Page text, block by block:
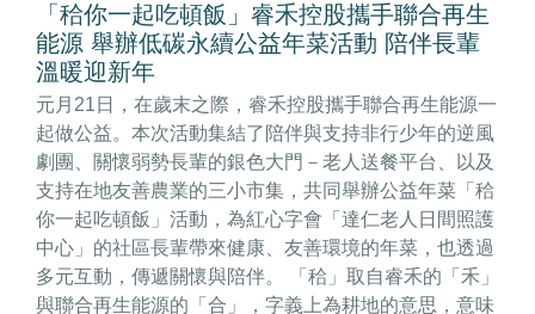
「秴你一起吃頓飯」睿禾控股攜手聯合再生
能源 舉辦低碳永續公益年菜活動 陪伴長輩
溫暖迎新年
元月21日，在歲末之際，睿禾控股攜手聯合再生能源一
起做公益。本次活動集結了陪伴與支持非行少年的逆風
劇團、關懷弱勢長輩的銀色大門－老人送餐平台、以及
支持在地友善農業的三小市集，共同舉辦公益年菜「秴
你一起吃頓飯」活動，為紅心字會「達仁老人日間照護
中心」的社區長輩帶來健康、友善環境的年菜，也透過
多元互動，傳遞關懷與陪伴。 「秴」取自睿禾的「禾」
與聯合再生能源的「合」，字義上為耕地的意思，意味